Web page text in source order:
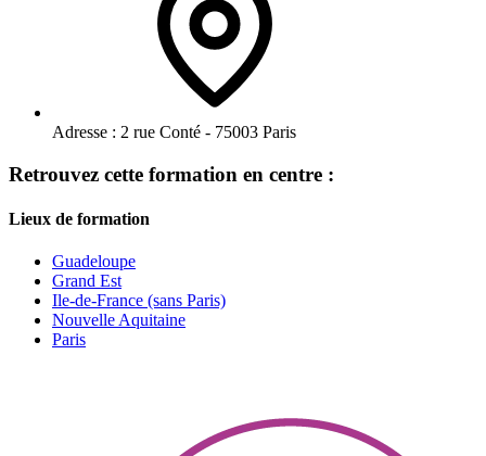
Adresse : 2 rue Conté - 75003 Paris
Retrouvez cette formation en centre :
Lieux de formation
Guadeloupe
Grand Est
Ile-de-France (sans Paris)
Nouvelle Aquitaine
Paris